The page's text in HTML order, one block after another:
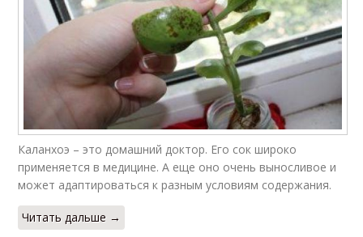
Каланхоэ – это домашний доктор. Его сок широко
применяется в медицине. А еще оно очень выносливое и
может адаптироваться к разным условиям содержания.
Читать дальше →